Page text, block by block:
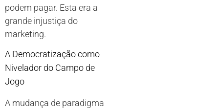
podem pagar. Esta era a
grande injustiça do
marketing.
A Democratização como
Nivelador do Campo de
Jogo
A mudança de paradigma